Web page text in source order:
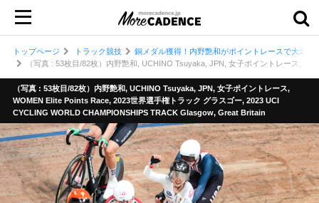
トップページ トラック競技
銅メダル獲得！内野艶和がポイントレースで大逆転
（写真 : 53枚目/82枚）内野艶和, UCHINO Tsuyaka, JPN, 女子ポイントレース,
（写真 : 53枚目/82枚）内野艶和, UCHINO Tsuyaka, JPN, 女子ポイントレース,
WOMEN Elite Points Race, 2023世界選手権トラック グラスゴー, 2023 UCI
CYCLING WORLD CHAMPIONSHIPS TRACK Glasgow, Great Britain